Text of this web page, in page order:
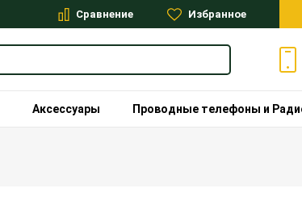
Сравнение Избранное
Аксессуары Проводные телефоны и